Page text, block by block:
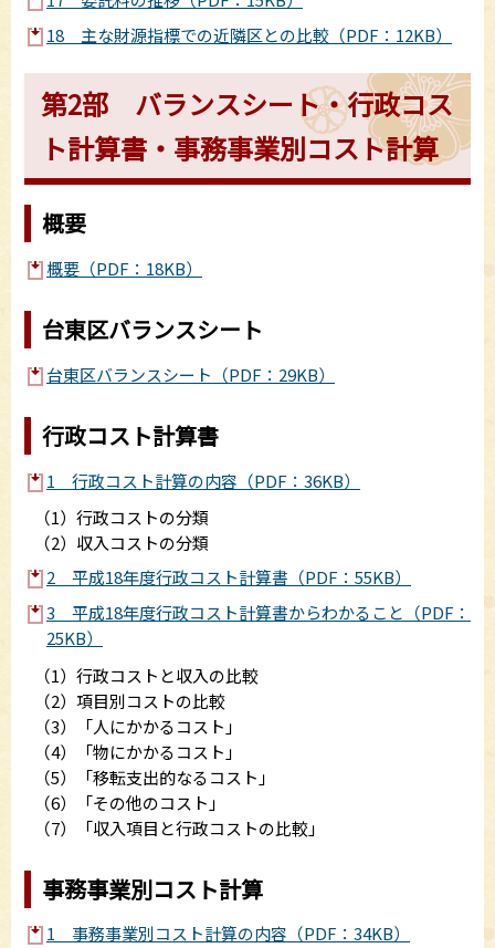
18 主な財源指標での近隣区との比較（PDF：12KB）
第2部 バランスシート・行政コス
ト計算書・事務事業別コスト計算
概要
概要（PDF：18KB）
台東区バランスシート
台東区バランスシート（PDF：29KB）
行政コスト計算書
1 行政コスト計算の内容（PDF：36KB）
（1）行政コストの分類
（2）収入コストの分類
2 平成18年度行政コスト計算書（PDF：55KB）
3 平成18年度行政コスト計算書からわかること（PDF：
25KB）
（1）行政コストと収入の比較
（2）項目別コストの比較
（3）「人にかかるコスト」
（4）「物にかかるコスト」
（5）「移転支出的なるコスト」
（6）「その他のコスト」
（7）「収入項目と行政コストの比較」
事務事業別コスト計算
1 事務事業別コスト計算の内容（PDF：34KB）